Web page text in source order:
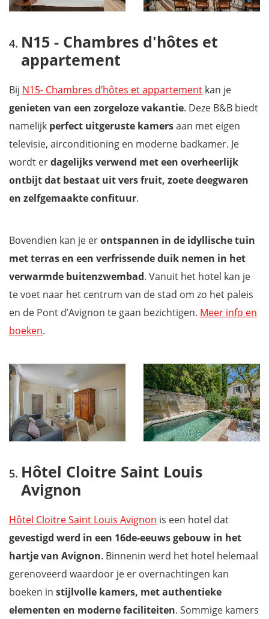
N15 - Chambres d'hôtes et
appartement
Bij N15- Chambres d’hôtes et appartement kan je
genieten van een zorgeloze vakantie. Deze B&B biedt
namelijk perfect uitgeruste kamersaan met eigen
televisie, airconditioning en moderne badkamer. Je
wordt erdagelijks verwend met een overheerlijk
ontbijtdat bestaat uit vers fruit, zoete deegwaren
en zelfgemaakte confituur.
Bovendien kan je erontspannen in de idyllische tuin
met terras en een verfrissende duik nemen in het
verwarmde buitenzwembad. Vanuit het hotel kan je
te voet naar het centrum van de stad om zo het paleis
en de Pont d’Avignon te gaan bezichtigen. Meer info en
boeken.
Hôtel Cloitre Saint Louis
Avignon
Hôtel Cloitre Saint Louis Avignon is een hotel dat
gevestigd werd in een 16de-eeuws gebouw in het
hartje van Avignon. Binnenin werd het hotel helemaal
gerenoveerd waardoor je er overnachtingen kan
boeken in stijlvolle kamers, met authentieke
elementen en moderne faciliteiten. Sommige kamers